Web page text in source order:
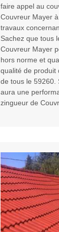
faire appel au
Couvreur Mayer
travaux
Sachez que tous
Couvreur Mayer
hors norme et
qualité de produit
de tous le 59260.
aura une
zingueur de